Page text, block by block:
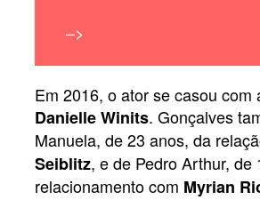
–>
Em 2016, o ator se casou com
Danielle Winits. Gonçalves
Manuela, de 23 anos, da
Seiblitz, e de Pedro Arthur, de
relacionamento com Myrian